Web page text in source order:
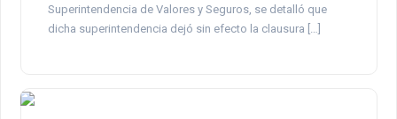
Superintendencia de Valores y Seguros, se detalló que
dicha superintendencia dejó sin efecto la clausura […]